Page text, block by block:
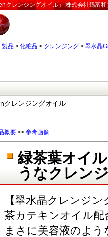
クレンジングオイル」:株式会社鶴富
製品 > 化粧品 > クレンジング > 翠水晶
クレンジングオイル
概要 >> 参考画像
緑茶葉オイ
うなクレン
【翠水晶クレンジ
茶カテキンオイル配
まさに美容液のよ